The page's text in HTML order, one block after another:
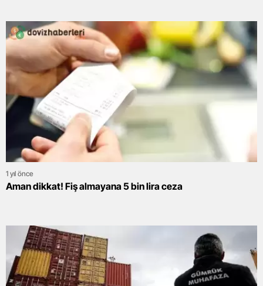
1 yıl önce
Aman dikkat! Fiş almayana 5 bin lira ceza